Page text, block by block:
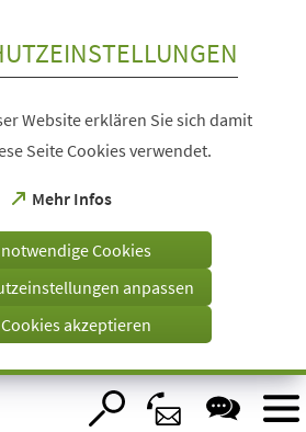
Website erklären Sie sich damit
Seite Cookies verwendet.
Mehr Infos
(Öffnet
einem
Tab)
Cookies
anpassen
akzeptieren